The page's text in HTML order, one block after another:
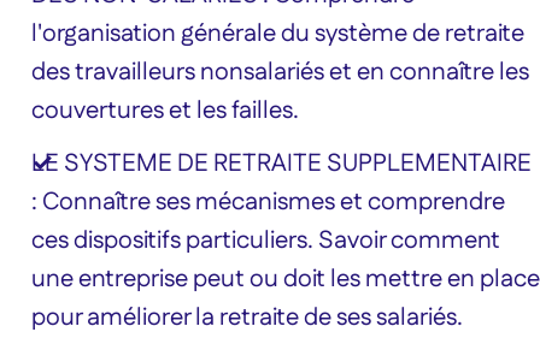
l'organisation générale du système de retraite
des travailleurs nonsalariés et en connaître les
couvertures et les failles.
LE SYSTEME DE RETRAITE SUPPLEMENTAIRE
: Connaître ses mécanismes et comprendre
ces dispositifs particuliers. Savoir comment
une entreprise peut ou doit les mettre en place
pour améliorer la retraite de ses salariés.